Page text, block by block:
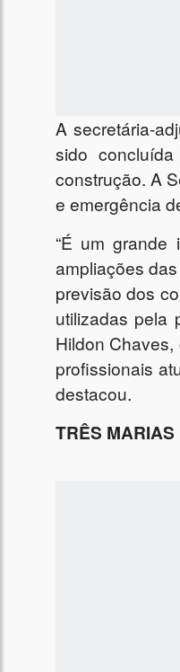
A secretária-
sido
construção. A
e emergência
“É um grande
ampliações
previsão dos
utilizadas pela
Hildon
profissionais
destacou.
TRÊS MARIAS